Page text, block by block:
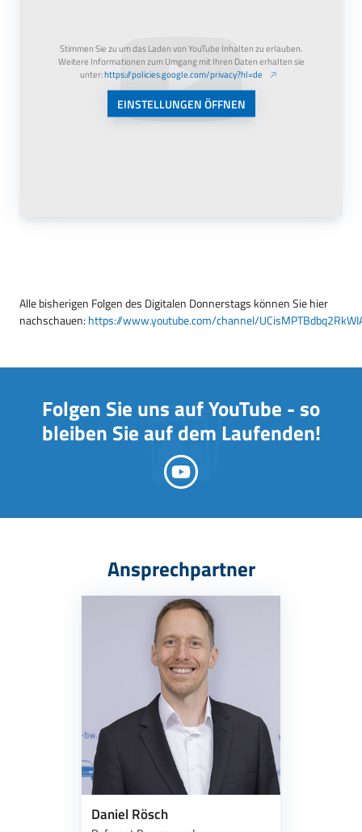
Stimmen Sie zu um das Laden von YouTube Inhalten zu erlauben.
Weitere Informationen zum Umgang mit Ihren Daten erhalten sie
unter:https://policies.google.com/privacy?hl=de
EINSTELLUNGEN ÖFFNEN
Alle bisherigen Folgen des Digitalen Donnerstags können Sie hier
nachschauen: https://www.youtube.com/channel/
Folgen Sie uns auf YouTube - so
bleiben Sie auf dem Laufenden!
Ansprechpartner
Daniel Rösch